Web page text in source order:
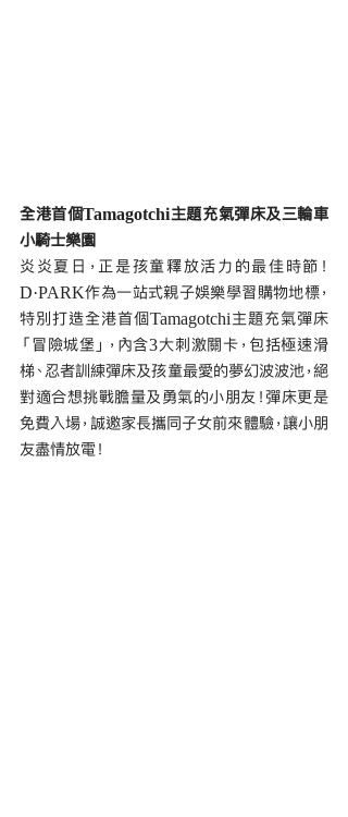
全港首個Tamagotchi主題充氣彈床及三輪車
小騎士樂園
炎炎夏日，正是孩童釋放活力的最佳時節！
D·PARK作為一站式親子娛樂學習購物地標，
特別打造全港首個Tamagotchi主題充氣彈床
「冒險城堡」，內含3大刺激關卡，包括極速滑
梯、忍者訓練彈床及孩童最愛的夢幻波波池，絕
對適合想挑戰膽量及勇氣的小朋友！彈床更是
免費入場，誠邀家長攜同子女前來體驗，讓小朋
友盡情放電！